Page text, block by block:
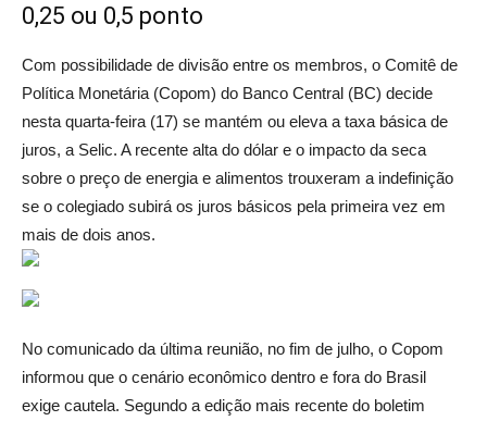
0,25 ou 0,5 ponto
Com possibilidade de divisão entre os membros, o Comitê de
Política Monetária (Copom) do Banco Central (BC) decide
nesta quarta-feira (17) se mantém ou eleva a taxa básica de
juros, a Selic. A recente alta do dólar e o impacto da seca
sobre o preço de energia e alimentos trouxeram a indefinição
se o colegiado subirá os juros básicos pela primeira vez em
mais de dois anos.
No comunicado da última reunião, no fim de julho, o Copom
informou que o cenário econômico dentro e fora do Brasil
exige cautela. Segundo a edição mais recente do boletim